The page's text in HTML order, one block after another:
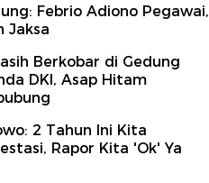
Febrio Adiono Pegawai,
Jaksa
Berkobar di Gedung
DKI, Asap Hitam
2 Tahun Ini Kita
Rapor Kita 'Ok' Ya